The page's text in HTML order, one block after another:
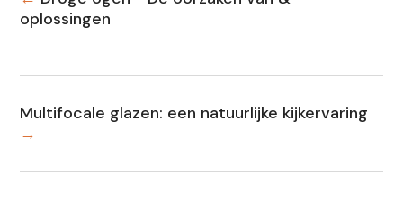
oplossingen
Multifocale glazen: een natuurlijke kijkervaring
→